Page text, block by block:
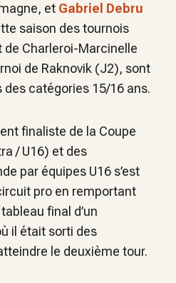
et Gabriel Debru
saison des tournois
de Charleroi-Marcinelle
de Raknovik (J2), sont
des catégories 15/16 ans.
finaliste de la Coupe
/ U16) et des
par équipes U16 s’est
pro en remportant
final d’un
il était sorti des
le deuxième tour.